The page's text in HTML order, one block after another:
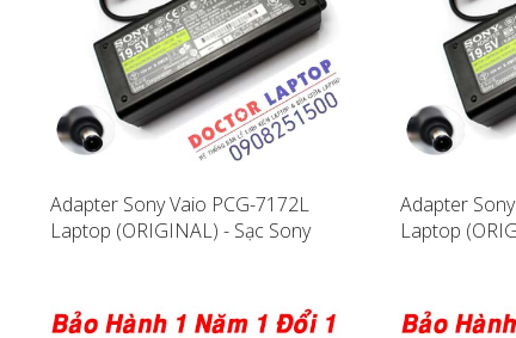
Adapter Sony Vaio PCG-7172L
Laptop (ORIGINAL) - Sạc Sony
Adapter
Laptop